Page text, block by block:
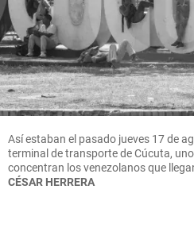
Así estaban el pasado jueves 17 de
terminal de transporte de Cúcuta,
concentran los venezolanos que
CÉSAR HERRERA